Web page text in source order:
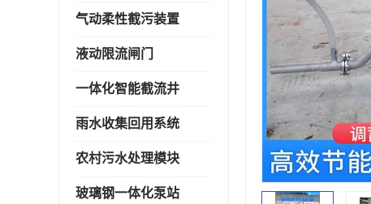
气动柔性截污装置
液动限流闸门
一体化智能截流井
雨水收集回用系统
农村污水处理模块
玻璃钢一体化泵站